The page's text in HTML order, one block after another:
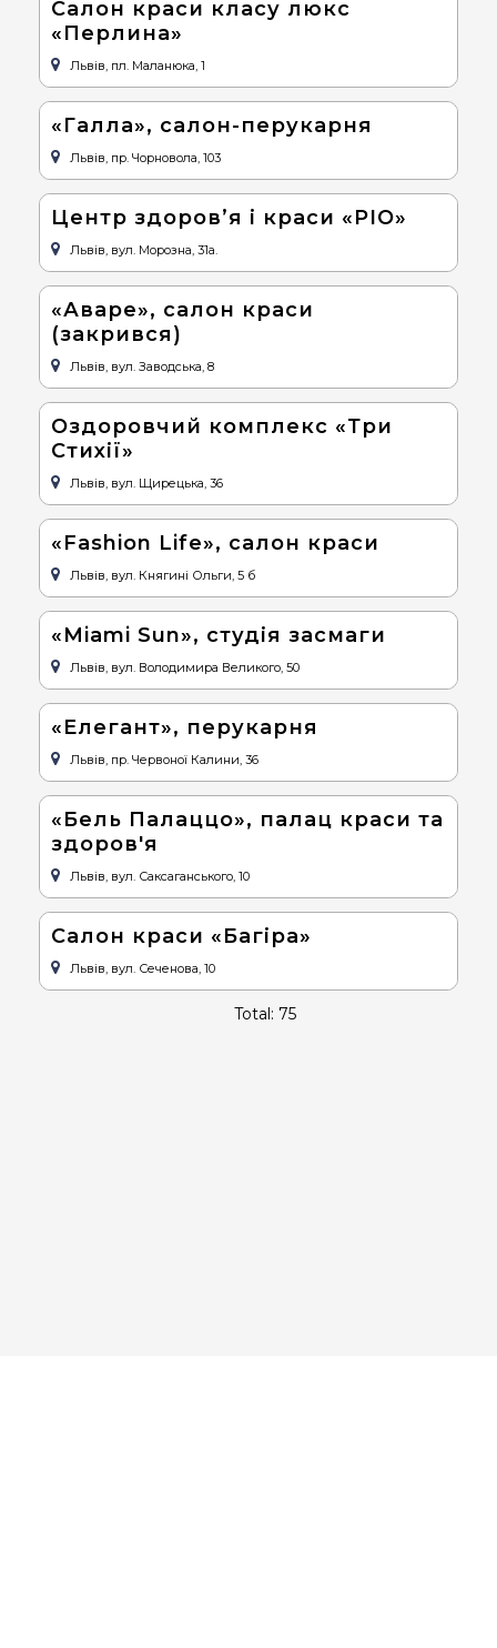
Салон краси класу люкс
«Перлина»
Львів, пл. Маланюка, 1
«Галла», салон-перукарня
Львів, пр. Чорновола, 103
Центр здоров’я і краси «РІО»
Львів, вул. Морозна, 31а.
«Аваре», салон краси
(закрився)
Львів, вул. Заводська, 8
Оздоровчий комплекс «Три
Стихії»
Львів, вул. Щирецька, 36
«Fashion Life», салон краси
Львів, вул. Княгині Ольги, 5 б
«Miаmi Sun», студія засмаги
Львів, вул. Володимира Великого, 50
«Елегант», перукарня
Львів, пр. Червоної Калини, 36
«Бель Палаццо», палац краси та
здоров'я
Львів, вул. Саксаганського, 10
Салон краси «Багіра»
Львів, вул. Сеченова, 10
Total: 75